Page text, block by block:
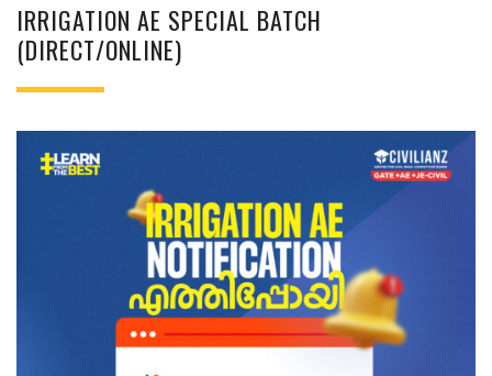
IRRIGATION AE SPECIAL BATCH
(DIRECT/ONLINE)